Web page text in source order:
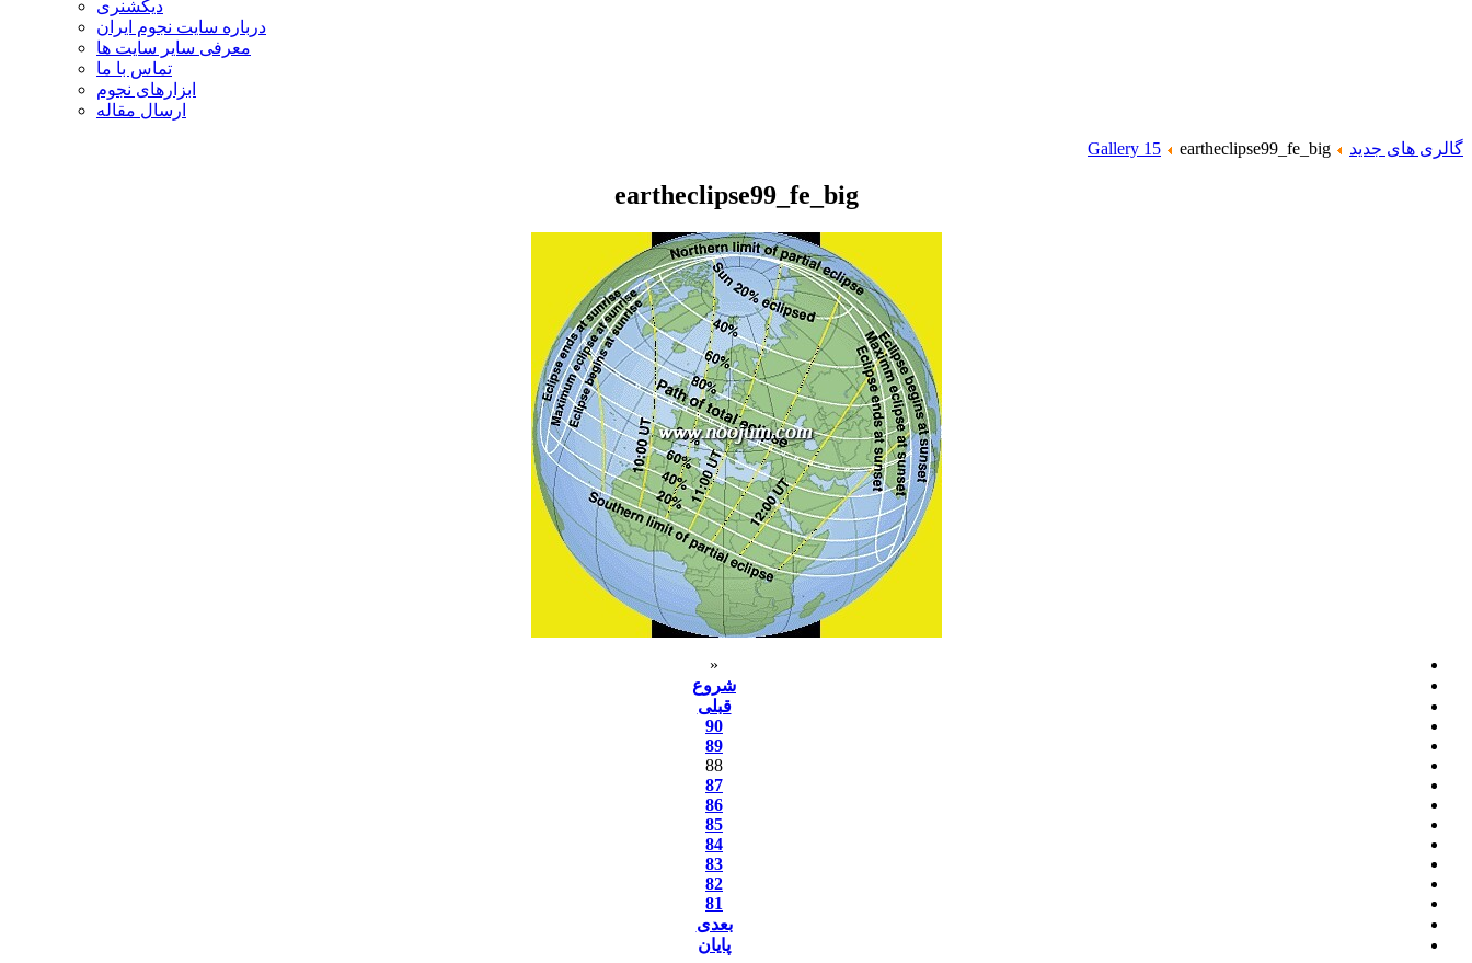
دیکشنری
درباره سایت نجوم ایران
معرفی سایر سایت ها
تماس با ما
ابزارهای نجوم
ارسال مقاله
گالری های جدید Gallery 15 eartheclipse99_fe_big
eartheclipse99_fe_big
«
شروع
قبلی
90
89
88
87
86
85
84
83
82
81
بعدی
پایان